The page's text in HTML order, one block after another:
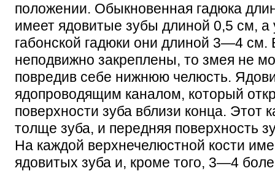
положении. Обыкновенная гадюка
имеет ядовитые зубы длиной 0,5 см, а
габонской гадюки они длиной 3—4
неподвижно закреплены, то змея не
повредив себе нижнюю челюсть.
ядопроводящим каналом, который
поверхности зуба вблизи конца. Этот
толще зуба, и передняя поверхность
На каждой верхнечелюстной кости
ядовитых зуба и, кроме того, 3—4